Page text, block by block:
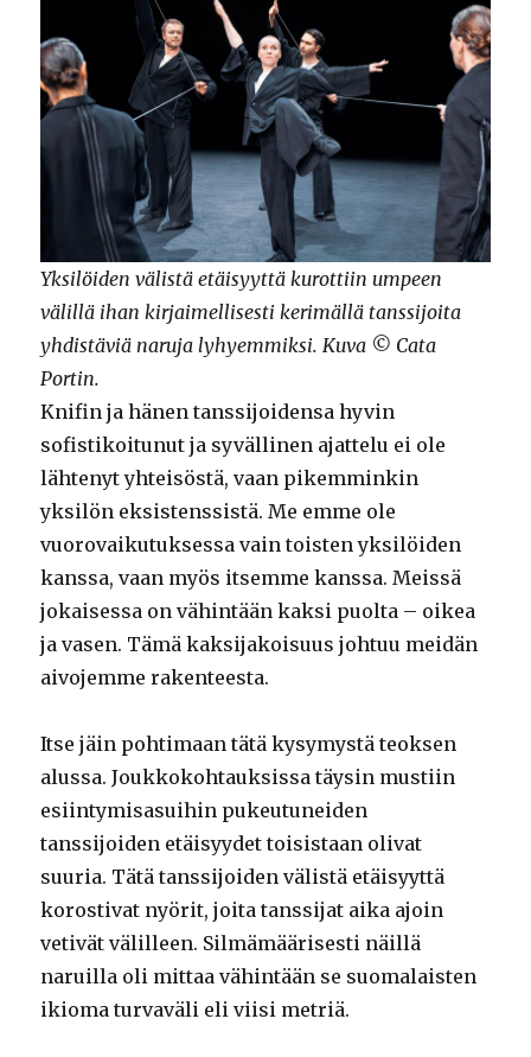
Yksilöiden välistä etäisyyttä kurottiin umpeen
välillä ihan kirjaimellisesti kerimällä tanssijoita
yhdistäviä naruja lyhyemmiksi. Kuva © Cata
Portin.
Knifin ja hänen tanssijoidensa hyvin
sofistikoitunut ja syvällinen ajattelu ei ole
lähtenyt yhteisöstä, vaan pikemminkin
yksilön eksistenssistä. Me emme ole
vuorovaikutuksessa vain toisten yksilöiden
kanssa, vaan myös itsemme kanssa. Meissä
jokaisessa on vähintään kaksi puolta – oikea
ja vasen. Tämä kaksijakoisuus johtuu meidän
aivojemme rakenteesta.
Itse jäin pohtimaan tätä kysymystä teoksen
alussa. Joukkokohtauksissa täysin mustiin
esiintymisasuihin pukeutuneiden
tanssijoiden etäisyydet toisistaan olivat
suuria. Tätä tanssijoiden välistä etäisyyttä
korostivat nyörit, joita tanssijat aika ajoin
vetivät välilleen. Silmämäärisesti näillä
naruilla oli mittaa vähintään se suomalaisten
ikioma turvaväli eli viisi metriä.